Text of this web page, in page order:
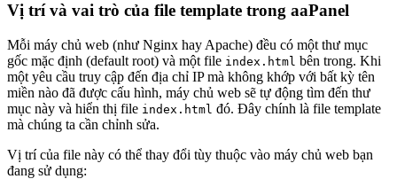
Vị trí và vai trò của file template trong aaPanel
Mỗi máy chủ web (như Nginx hay Apache) đều có một thư mục
gốc mặc định (default root) và một file index.html bên trong. Khi
một yêu cầu truy cập đến địa chỉ IP mà không khớp với bất kỳ tên
miền nào đã được cấu hình, máy chủ web sẽ tự động tìm đến thư
mục này và hiển thị file index.html đó. Đây chính là file template
mà chúng ta cần chỉnh sửa.
Vị trí của file này có thể thay đổi tùy thuộc vào máy chủ web bạn
đang sử dụng: